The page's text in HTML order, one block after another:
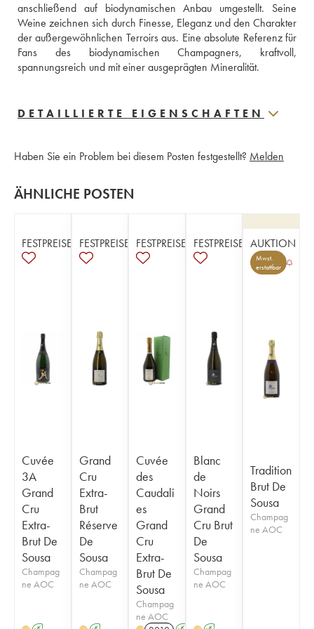
anschließend auf biodynamischen Anbau umgestellt. Seine
Weine zeichnen sich durch Finesse, Eleganz und den Charakter
der außergewöhnlichen Terroirs aus. Eine absolute Referenz für
Fans des biodynamischen Champagners, kraftvoll,
spannungsreich und mit einer ausgeprägten Mineralität.
DETAILLIERTE EIGENSCHAFTEN
Haben Sie ein Problem bei diesem Posten festgestellt? Melden
ÄHNLICHE POSTEN
FESTPREISE
Cuvée
3A
Grand
Cru
Extra-
Brut De
Sousa
Champag
ne AOC
FESTPREISE
Grand
Cru
Extra-
Brut
Réserve
De
Sousa
Champag
ne AOC
FESTPREISE
Cuvée
des
Caudali
es
Grand
Cru
Extra-
Brut De
Sousa
Champag
ne AOC
FESTPREISE
Blanc
de
Noirs
Grand
Cru Brut
De
Sousa
Champag
ne AOC
AUKTION
Mwst.
erstattbar
Tradition
Brut De
Sousa
Champag
ne AOC